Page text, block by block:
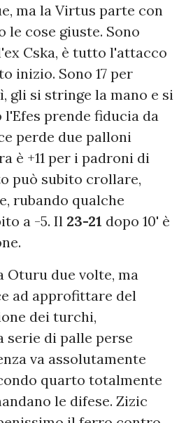
ma la Virtus parte con
le cose giuste. Sono
Cska, è tutto l'attacco
inizio. Sono 17 per
gli si stringe la mano e si
l'Efes prende fiducia da
perde due palloni
è +11 per i padroni di
può subito crollare,
rubando qualche
a -5. Il 23-21 dopo 10' è
Oturu due volte, ma
ad approfittare del
dei turchi,
serie di palle perse
va assolutamente
quarto totalmente
le difese. Zizic